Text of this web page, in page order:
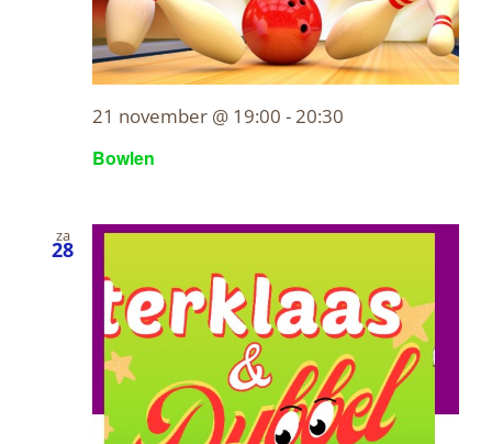
Bowlen
21 november @ 19:00 -20:30
za
28